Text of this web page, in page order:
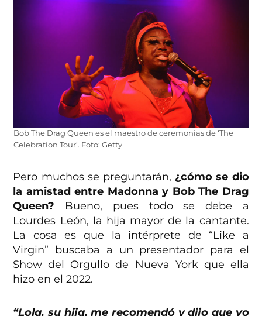
Bob The Drag Queen es el maestro de ceremonias de ‘The
Celebration Tour’. Foto: Getty
Pero muchos se preguntarán, ¿cómo se dio
la amistad entre Madonna y Bob The Drag
Queen? Bueno, pues todo se debe a
Lourdes León, la hija mayor de la cantante.
La cosa es que la intérprete de “Like a
Virgin” buscaba a un presentador para el
Show del Orgullo de Nueva York que ella
hizo en el 2022.
“Lola, su hija, me recomendó y dijo que yo